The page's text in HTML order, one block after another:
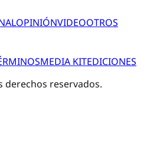
OPINIÓNVIDEOOTROS
MEDIA KITEDICIONES
derechos reservados.